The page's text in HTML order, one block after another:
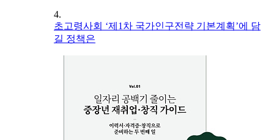
4.
초고령사회 ‘제1차 국가인구전략 기본계획’에 담
길 정책은